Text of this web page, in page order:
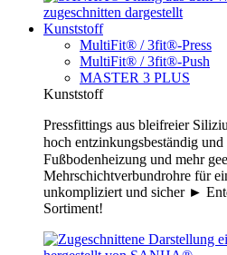
Kunststoff
MultiFit® / 3fit®-Press
MultiFit® / 3fit®-Push
MASTER 3 PLUS
Kunststoff
Pressfittings aus bleifreier
hoch entzinkungsbeständig
Fußbodenheizung und mehr
Mehrschichtverbundrohre für
unkompliziert und sicher ►
Sortiment!